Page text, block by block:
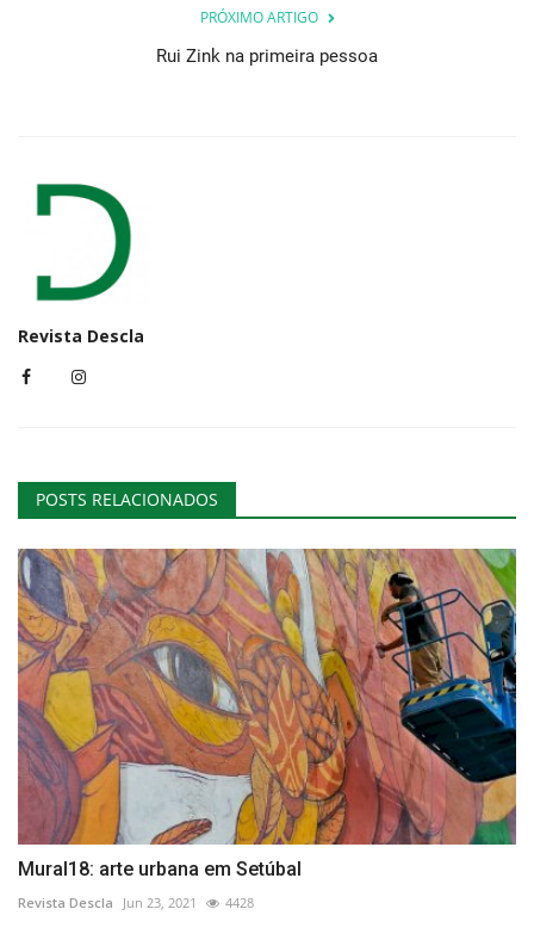
PRÓXIMO ARTIGO
Rui Zink na primeira pessoa
Revista Descla
POSTS RELACIONADOS
Mural18: arte urbana em Setúbal
Revista Descla Jun 23, 2021 4428